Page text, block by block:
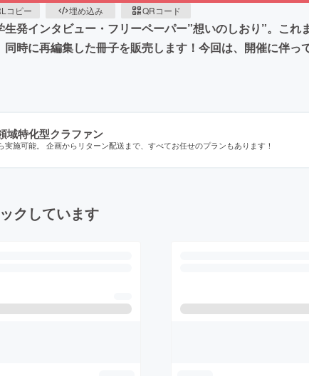
コピー 埋め込み QRコード
発インタビュー・フリーペーパー”想いのしおり”。こ
時に再編集した冊子を販売します！今回は、開催に伴
域特化型クラファン
実施可能。 企画からリターン配送まで、すべてお任せのプランもあります！
クしています